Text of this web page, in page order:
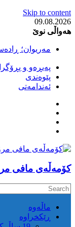
Skip to content
09.08.2026
هەواڵی نوێ
مەریوان؛
سەقز؛
کوژرانی
مەریوان و
پەیڕەو و
پێوەندی
ئەندامەتی
كۆمه‌ڵه‌ی مافی
ماڵه‌وه‌
ڕێکخراوە